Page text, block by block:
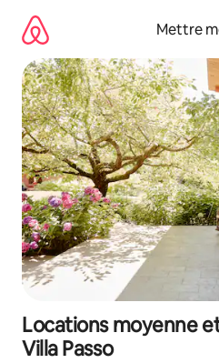
directement
contenu
Mettre
Locations moyenne
Villa Passo